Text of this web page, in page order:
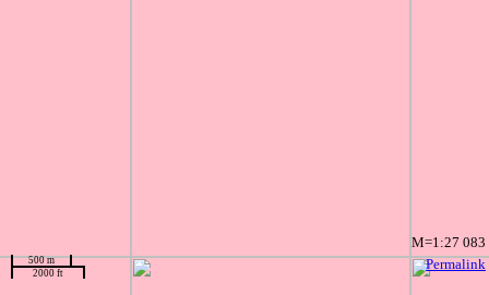
Permalink
500 m
2000 ft
M=1:27 083